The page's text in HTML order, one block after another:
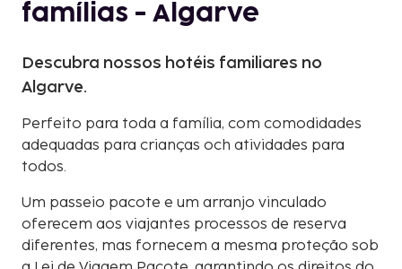
famílias - Algarve
Descubra nossos hotéis familiares no
Algarve.
Perfeito para toda a família, com comodidades
adequadas para crianças och atividades para
todos.
Um passeio pacote e um arranjo vinculado
oferecem aos viajantes processos de reserva
diferentes, mas fornecem a mesma proteção sob